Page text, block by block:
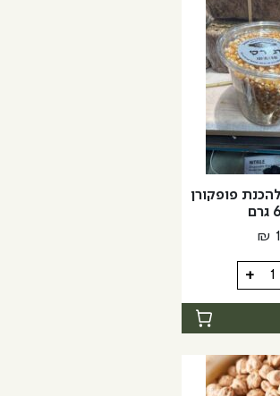
פופקורן
₪
+